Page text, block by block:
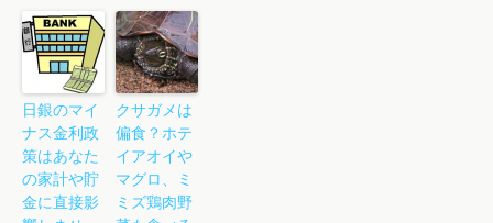
日銀のマイ
ナス金利政
策はあなた
の家計や貯
金に直接影
クサガメは
偏食？ホテ
イアオイや
マグロ、ミ
ミズ鶏肉野